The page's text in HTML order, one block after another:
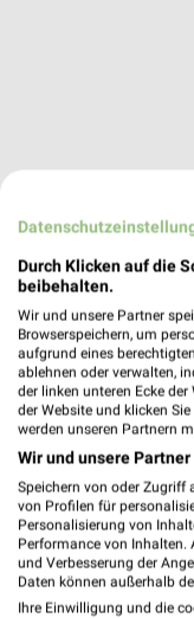
Durch Klicken auf die
beibehalten.
Wir und unsere Partner
Browserspeichern, um
aufgrund eines
ablehnen oder verwalten,
der linken unteren Ecke
der Website und klicken
werden unseren Partnern
Wir und unsere
Speichern von oder Zugriff
von Profilen für
Personalisierung von
Performance von Inhalten.
und Verbesserung der
Daten können außerhalb
Ihre Einwilligung und die